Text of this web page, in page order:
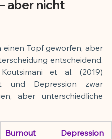
aber nicht
einen Topf geworfen, aber
entscheidend.
et al. (2019)
und Depression zwar
aber unterschiedliche
Burnout
Depression